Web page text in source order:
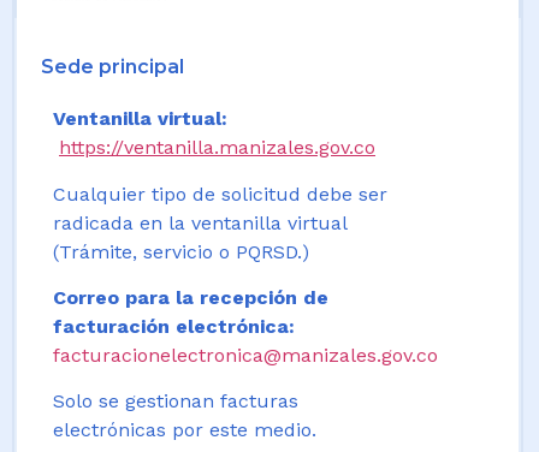
Sede principal
Ventanilla virtual:
https://ventanilla.manizales.gov.co
Cualquier tipo de solicitud debe ser
radicada en la ventanilla virtual
(Trámite, servicio o PQRSD.)
Correo para la recepción de
facturación electrónica:
facturacionelectronica@manizales.gov.co
Solo se gestionan facturas
electrónicas por este medio.